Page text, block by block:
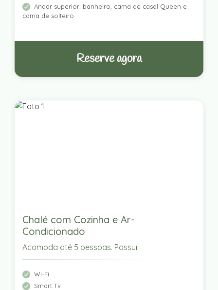
Andar superior: banheiro, cama de casal Queen e
cama de solteiro
Reserve agora
Chalé com Cozinha e Ar-
Condicionado
Acomoda até 5 pessoas. Possui:
Wi-Fi
Smart Tv